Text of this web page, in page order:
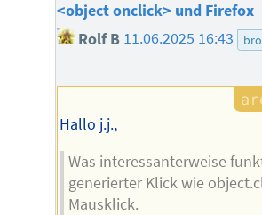
<object onclick> und Firefox
Rolf B 11.06.2025 16:43
Hallo j.j.,
Was interessanterweise
generierter Klick wie
Mausklick.